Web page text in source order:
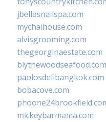
jbellasnailspa.com
mychaihouse.com
alvisgrooming.com
thegeorginaestate.com
blythewoodseafood.com
paolosdelibangkok.com
bobacove.com
mickeybarmama.com